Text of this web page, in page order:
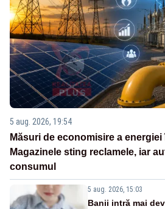
5 aug. 2026, 19:54
Măsuri de economisire a energiei
Magazinele sting reclamele, iar
consumul
5 aug. 2026, 15:03
Banii intră mai